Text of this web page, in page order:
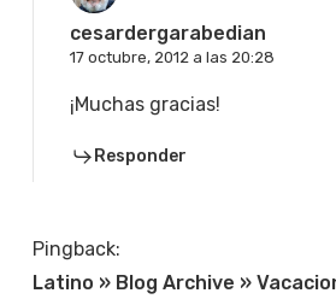
cesardergarabedian
17 octubre, 2012 a las 20:28
¡Muchas gracias!
Responder
Pingback:
Latino » Blog Archive »